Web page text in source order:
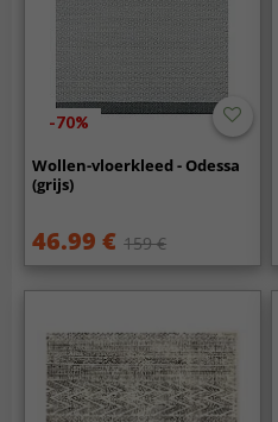
-70%
Wollen-vloerkleed - Odessa
(grijs)
46.99 € 159 €